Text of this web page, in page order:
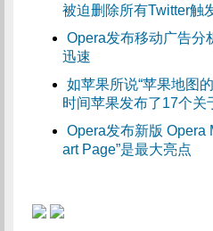
被迫删除所有Twitter触
Opera发布移动广告分
迅速
如苹果所说“苹果地图
时间苹果发布了17个关
Opera发布新版 Opera
art Page”是最大亮点